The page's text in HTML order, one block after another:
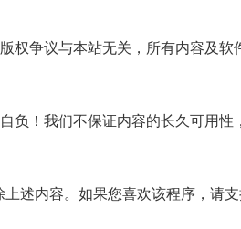
权争议与本站无关，所有内容及软
负！我们不保证内容的长久可用性
述内容。如果您喜欢该程序，请